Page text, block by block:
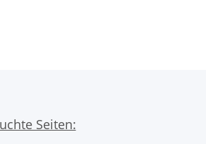
Seiten: